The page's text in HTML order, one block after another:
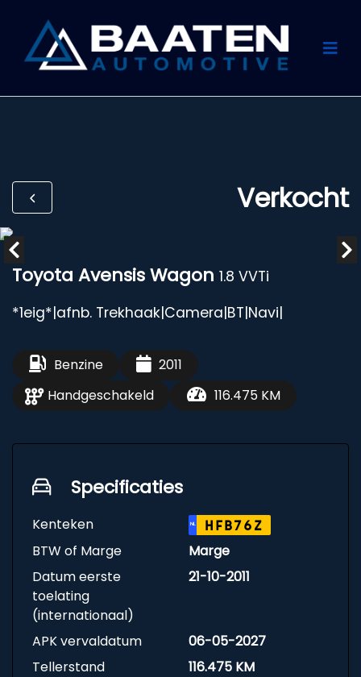
Verkocht
Toyota Avensis Wagon 1.8 VVTi
*1eig*|afnb. Trekhaak|Camera|BT|Navi|
Benzine
2011
Handgeschakeld
116.475 KM
Specificaties
Kenteken NL HFB76Z
BTW of Marge
Marge
Datum eerste
toelating
(internationaal)
21-10-2011
APK vervaldatum
06-05-2027
Tellerstand
116.475 KM